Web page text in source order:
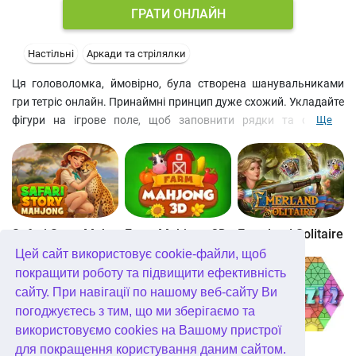
Цей сайт використовує cookie-файли, щоб
покращити роботу та підвищити ефективність
сайту. При навігації по нашому веб-сайту Ви
погоджуєтесь з тим, що ми зберігаємо та
використовуємо cookies на Вашому пристрої
для покращення користування даним сайтом.
ГРАТИ ОНЛАЙН
Настільні Аркади та стрілялки
Ця головоломка, ймовірно, була створена шанувальниками
гри тетріс онлайн. Принаймні принцип дуже схожий. Укладайте
фігури на ігрове поле, щоб заповнити рядки та стовпці.
речі, рекомендуємо складати мозаїку, граючи зі звуком, щоб
повністю насолодитися ігровим процесом. Такі прості ігри
онлайн дуже подобаються малюкам, втім, якщо вас цікавлять
ігри для дівчаток, то повз сяючі самоцвіти ви точно пройти не
зможете.
Ще
Farm Mahjong 3D Emerland Solitaire
Well Mahjong Wonders of Egypt Mahjong Glassez 2